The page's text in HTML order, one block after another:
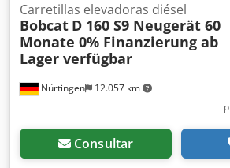
Nürtingen 12.057 km
Carretillas elevadoras diésel
Bobcat D 160 S9 Neugerät 60
Monate 0% Finanzierung ab
Lager verfügbar
Consultar